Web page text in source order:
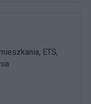
ETS,